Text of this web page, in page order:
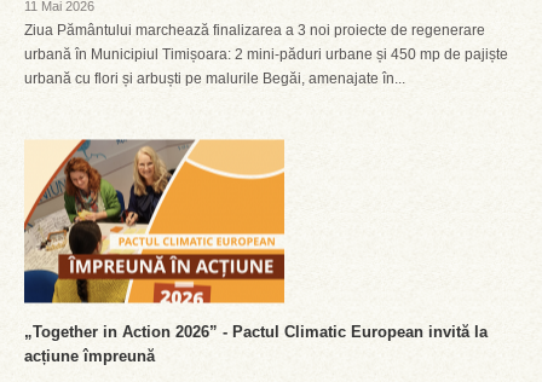
11 Mai 2026
Ziua Pământului marchează finalizarea a 3 noi proiecte de regenerare
urbană în Municipiul Timișoara: 2 mini-păduri urbane și 450 mp de pajiște
urbană cu flori și arbuști pe malurile Begăi, amenajate în...
„Together in Action 2026” - Pactul Climatic European invită la
acțiune împreună